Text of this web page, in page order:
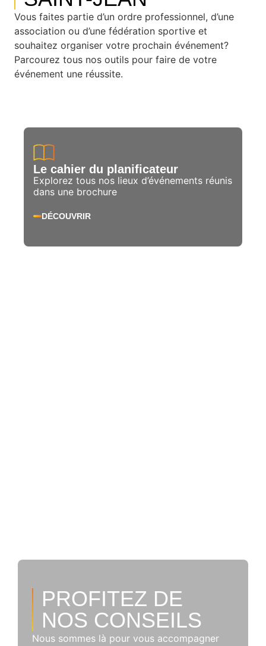
Vous faites partie d’un ordre professionnel, d’une
association ou d’une fédération sportive et
souhaitez organiser votre prochain événement?
Parcourez tous nos outils pour faire de votre
événement une réussite.
Le cahier du planificateur
Explorez tous nos lieux d’événements réunis
dans une brochure
DÉCOUVRIR
PROFITEZ DE
NOS CONSEILS
Nous sommes là pour vous accompagner